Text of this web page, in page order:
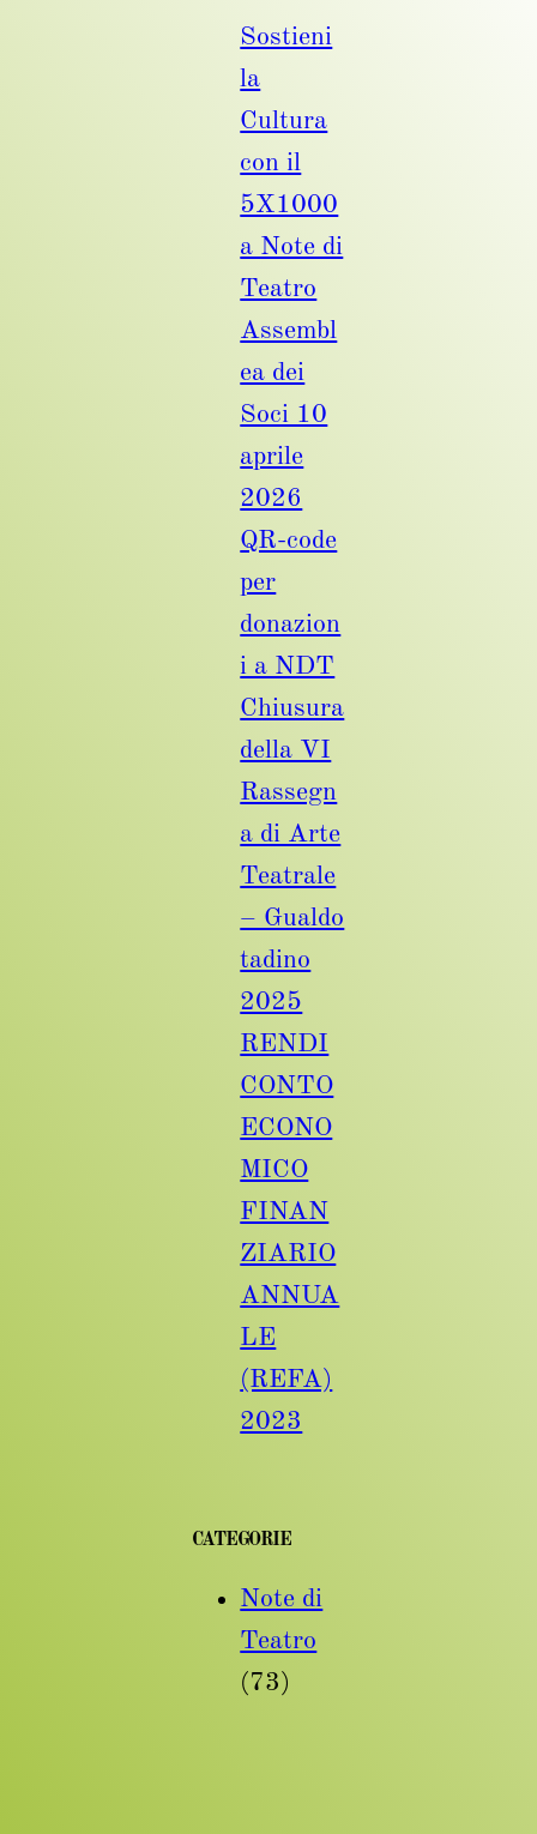
Sostieni
la
Cultura
con il
5X1000
a Note di
Teatro
Assembl
ea dei
Soci 10
aprile
2026
QR-code
per
donazion
i a NDT
Chiusura
della VI
Rassegn
a di Arte
Teatrale
– Gualdo
tadino
2025
RENDI
CONTO
ECONO
MICO
FINAN
ZIARIO
ANNUA
LE
(REFA)
2023
CATEGORIE
Note di
Teatro
(73)